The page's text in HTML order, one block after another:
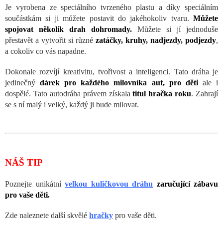
Je vyrobena ze speciálního tvrzeného plastu a díky speciálním
součástkám si ji můžete postavit do jakéhokoliv tvaru. Můžete
spojovat několik drah dohromady. Můžete si jí jednoduše
přestavět a vytvořit si různé zatáčky, kruhy, nadjezdy, podjezdy,
a cokoliv co vás napadne.
Dokonale rozvíjí kreativitu, tvořivost a inteligenci. Tato dráha je
jedinečnýdárek pro každého milovníka aut, pro dětiale i
dospělé. Tato autodráha právem získalatitul hračka roku. Zahrají
se s ní malý i velký, každý ji bude milovat.
NÁŠ TIP
Poznejte unikátní velkou kuličkovou dráhu zaručující zábavu
pro vaše děti.
Zde naleznete další skvělé hračky pro vaše děti.